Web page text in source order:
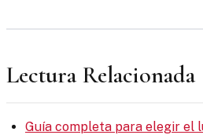
Lectura Relacionada
Guía completa para elegir el